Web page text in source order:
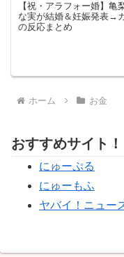
【祝・アラフォー婚】亀
な実が結婚＆妊娠発表→
の反応まとめ
ホーム お金
おすすめサイト！
にゅーぷる
にゅーもふ
ヤバイ！ニュー